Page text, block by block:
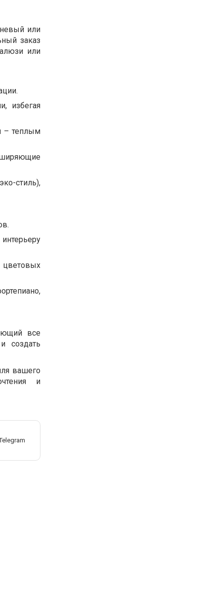
или
заказ
или
избегая
– теплым
стиль),
цветовых
все
создать
вашего
и